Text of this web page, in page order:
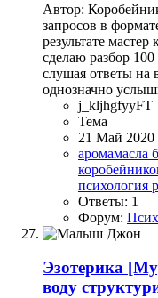
Автор:
запросов в
результате
сделаю разбор
слушая ответы на
однозначно
j_kljhgfyyFT
Тема
21 Май 2020
аромамасла
психология
Ответы: 1
Форум:
Эзотерика
воду